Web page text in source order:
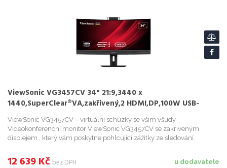
ViewSonic VG3457CV 34" 21:9,3440 x
1440,SuperClear®VA,zakřivený,2 HDMI,DP,100W USB-
C,RJ45,USB,speakers,výš. nast.,webca
ViewSonic VG3457CV – virtuální schuzky se vším všudy
Videokonferencní monitor ViewSonic VG3457CV se zakriveným
displejem , který vám poskytne pohlcující zážitky ze sledování.
on-...
u dodavatele
12 639Kč bez DPH